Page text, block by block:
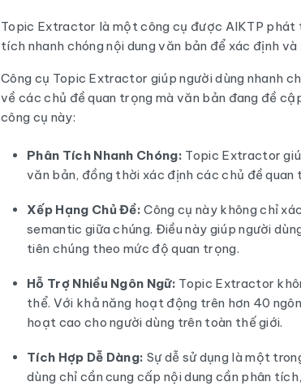
Topic Extractor là một công cụ được AIKTP phát
tích nhanh chóng nội dung văn bản để xác định
Công cụ Topic Extractor giúp người dùng nhanh
về các chủ đề quan trọng mà văn bản đang đề
công cụ này:
Phân Tích Nhanh Chóng: Topic Extractor
văn bản, đồng thời xác định các chủ đề quan
Xếp Hạng Chủ Đề: Công cụ này không chỉ
semantic giữa chúng. Điều này giúp người
tiên chúng theo mức độ quan trọng.
Hỗ Trợ Nhiều Ngôn Ngữ: Topic Extractor
thể. Với khả năng hoạt động trên hơn 40
hoạt cao cho người dùng trên toàn thế giới.
Tích Hợp Dễ Dàng: Sự dễ sử dụng là một
dùng chỉ cần cung cấp nội dung cần phân